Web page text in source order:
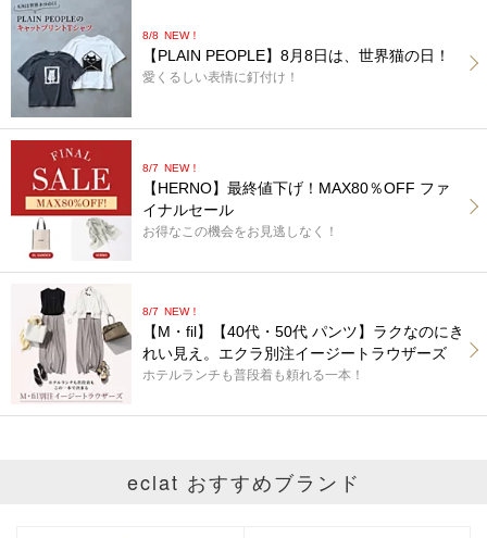
8/8 NEW！
【PLAIN PEOPLE】8月8日は、世界猫の日！
愛くるしい表情に釘付け！
8/7 NEW！
【HERNO】最終値下げ！MAX80％OFF ファ
イナルセール
お得なこの機会をお見逃しなく！
8/7 NEW！
【M・fil】【40代・50代 パンツ】ラクなのにき
れい見え。エクラ別注イージートラウザーズ
ホテルランチも普段着も頼れる一本！
eclat おすすめブランド